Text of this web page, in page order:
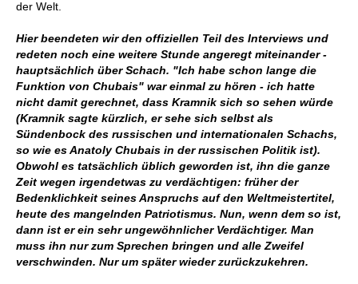
der Welt.
Hier beendeten wir den offiziellen Teil des Interviews und
redeten noch eine weitere Stunde angeregt miteinander -
hauptsächlich über Schach. "Ich habe schon lange die
Funktion von Chubais" war einmal zu hören - ich hatte
nicht damit gerechnet, dass Kramnik sich so sehen würde
(Kramnik sagte kürzlich, er sehe sich selbst als
Sündenbock des russischen und internationalen Schachs,
so wie es Anatoly Chubais in der russischen Politik ist).
Obwohl es tatsächlich üblich geworden ist, ihn die ganze
Zeit wegen irgendetwas zu verdächtigen: früher der
Bedenklichkeit seines Anspruchs auf den Weltmeistertitel,
heute des mangelnden Patriotismus. Nun, wenn dem so ist,
dann ist er ein sehr ungewöhnlicher Verdächtiger. Man
muss ihn nur zum Sprechen bringen und alle Zweifel
verschwinden. Nur um später wieder zurückzukehren.